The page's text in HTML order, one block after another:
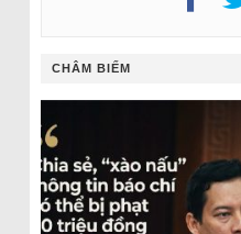
CHÂM BIẾM